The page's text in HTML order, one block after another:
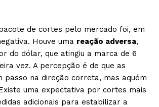
de cortes pelo mercado foi, em
Houve uma reação adversa,
do dólar, que atingiu a marca de 6
vez. A percepção é de que as
passo na direção correta, mas aquém
uma expectativa por cortes mais
adicionais para estabilizar a